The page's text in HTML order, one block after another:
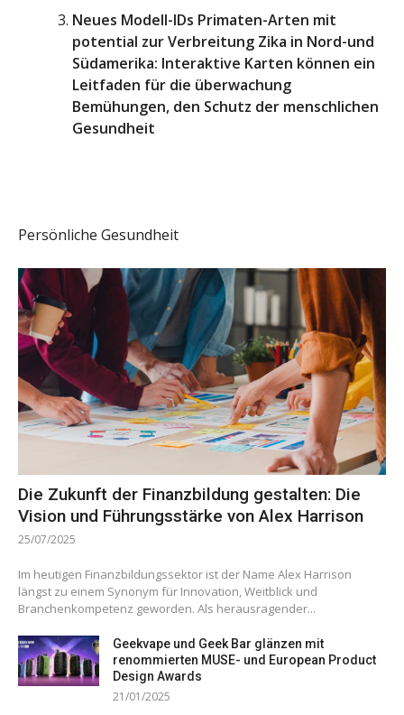
Neues Modell-IDs Primaten-Arten mit
potential zur Verbreitung Zika in Nord-und
Südamerika: Interaktive Karten können ein
Leitfaden für die überwachung
Bemühungen, den Schutz der menschlichen
Gesundheit
Persönliche Gesundheit
Die Zukunft der Finanzbildung gestalten: Die
Vision und Führungsstärke von Alex Harrison
25/07/2025
Im heutigen Finanzbildungssektor ist der Name Alex Harrison
längst zu einem Synonym für Innovation, Weitblick und
Branchenkompetenz geworden. Als herausragender...
Geekvape und Geek Bar glänzen mit
renommierten MUSE- und European Product
Design Awards
21/01/2025